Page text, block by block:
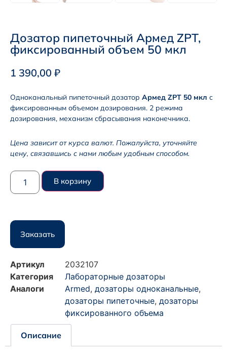
Дозатор пипеточный Армед ZPT,
фиксированный объем 50 мкл
1 390,00 ₽
Одноканальный пипеточный дозатор Армед ZPT 50 мкл с
фиксированным объемом дозирования. 2 режима
дозирования, механизм сбрасывания наконечника.
Цена зависит от курса валют. Пожалуйста, уточняйте
цену, связавшись с нами любым удобным способом.
В корзину
Заказать
Артикул
2032107
Категория
Лабораторные дозаторы
Аналоги
Armed, дозаторы одноканальные,
дозаторы пипеточные, дозаторы
фиксированного объема
Описание